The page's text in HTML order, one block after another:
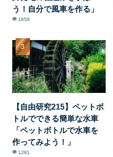
う！自分で風車を作る」
1658
【自由研究215】ペットボ
トルでできる簡単な水車
「ペットボトルで水車を
作ってみよう！」
1281